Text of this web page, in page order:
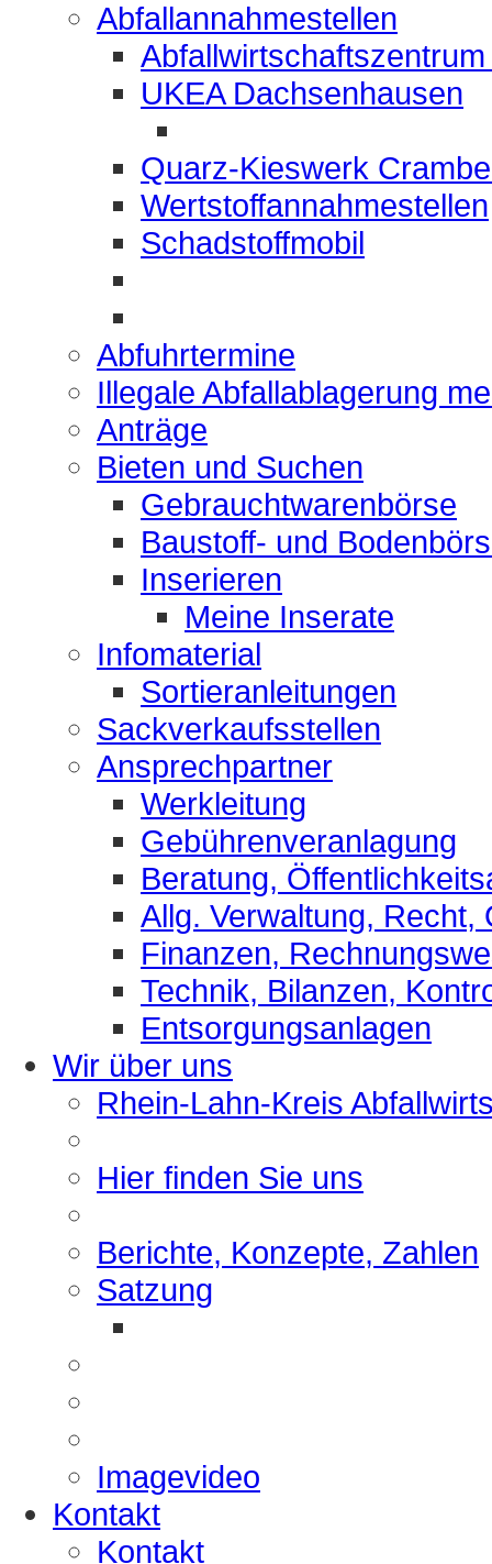
Abfallannahmestellen
UKEA Dachsenhausen
Quarz-Kieswerk
Wertstoffannahmestellen
Schadstoffmobil
Abfuhrtermine
Illegale Abfallablagerung
Anträge
Bieten und Suchen
Gebrauchtwarenbörse
Baustoff- und
Inserieren
Meine Inserate
Infomaterial
Sortieranleitungen
Sackverkaufsstellen
Ansprechpartner
Werkleitung
Gebührenveranlagung
Beratung,
Allg. Verwaltung, Recht,
Finanzen,
Technik, Bilanzen,
Entsorgungsanlagen
Wir über uns
Rhein-Lahn-Kreis
Hier finden Sie uns
Berichte, Konzepte, Zahlen
Satzung
Imagevideo
Kontakt
Kontakt